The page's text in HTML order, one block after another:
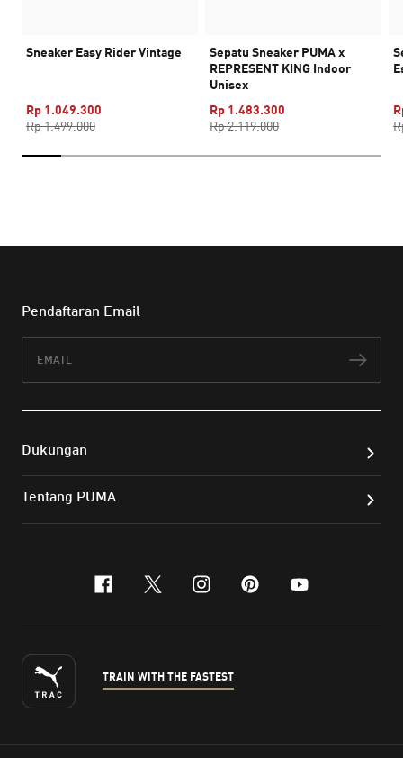
Sneaker Easy Rider Vintage
Rp 1.049.300
Rp 1.499.000
Sepatu Sneaker PUMA x
REPRESENT KING Indoor
Unisex
Rp 1.483.300
Rp 2.119.000
Pendaftaran Email
Dukungan
Tentang PUMA
facebook
x-twitter
instagram
pinterest
youtube
TRAIN WITH THE FASTEST